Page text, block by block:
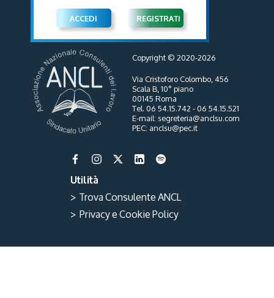
ACCEDI REGISTRATI
Copyright © 2020-2026
Via Cristoforo Colombo, 456
Scala B, 10° piano
00145 Roma
Tel. 06 54.15.742 - 06 54.15.521
E-mail: segreteria@anclsu.com
PEC: anclsu@pec.it
Utilità
> Trova Consulente ANCL
> Privacy e Cookie Policy